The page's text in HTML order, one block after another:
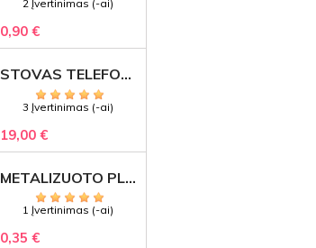
2 Įvertinimas (-ai)
0,90 €
STOVAS TELEFONAMS KLASEI (27 VIETOS) – GRAVIRUOJAMAS ORGANIZATORIUS
3 Įvertinimas (-ai)
19,00 €
METALIZUOTO PLASTIKO ETIKETĖS SU GRAVIRUOTU TEKSTU -LOGOTIPU
1 Įvertinimas (-ai)
0,35 €